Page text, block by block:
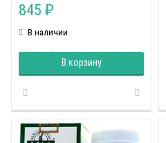
845 ₽
В наличии
В корзину